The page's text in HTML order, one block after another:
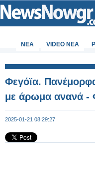
ΝΕΑ VIDEO NEA
Φεγόϊα.
με άρωμα ανανά -
2025-01-21 08:29:27